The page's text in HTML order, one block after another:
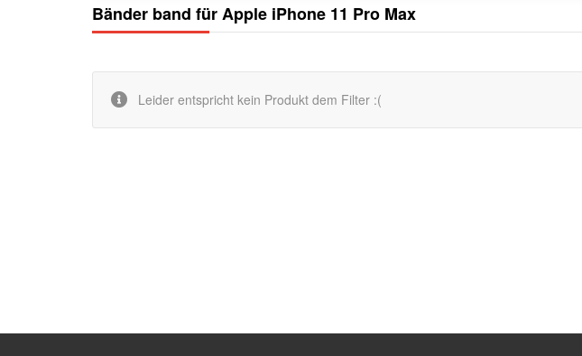
Bänder band für Apple iPhone 11 Pro Max
Leider entspricht kein Produkt dem Filter :(